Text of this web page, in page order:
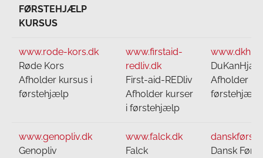
FØRSTEHJÆLP
KURSUS
www.rode-kors.dk
Røde Kors
Afholder kursus i
førstehjælp
www.firstaid-
redliv.dk
First-aid-REDliv
Afholder kurser
i førstehjælp
www.dkh.dk
Afholder
førstehjælp
www.genopliv.dk
Genopliv
www.falck.dk
Falck
Dansk